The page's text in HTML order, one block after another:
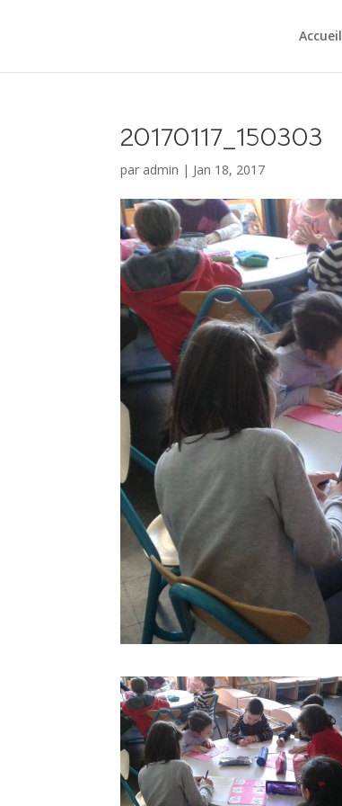
Accueil
20170117_150303
par admin | Jan 18, 2017